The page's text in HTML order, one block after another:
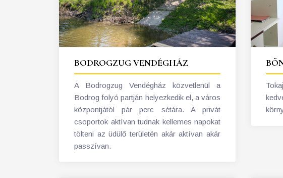
BODROGZUG VENDÉGHÁZ
A Bodrogzug Vendégház közvetlenül a
Bodrog folyó partján helyezkedik el, a város
központjától pár perc sétára. A privát
csoportok aktívan tudnak kellemes napokat
tölteni az üdülő területén akár aktívan akár
passzívan.